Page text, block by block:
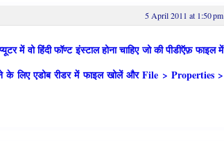
5 April 2011 at 1:50 pm
में वो हिंदी फॉण्ट इंस्टाल होना चाहिए जो की पीडीऍफ़ फाइल में
के लिए एडोब रीडर में फाइल खोलें और File > Properties >